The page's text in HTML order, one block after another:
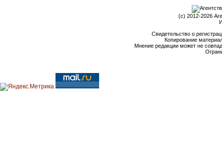
(c) 2012-2026
Свидетельство о
Копирование
Мнение редакции может не